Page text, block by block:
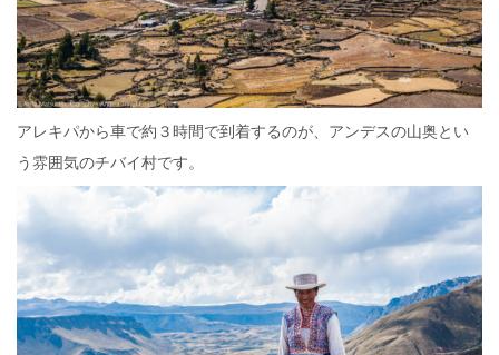
アレキパから車で約３時間で到着するのが、アンデスの山奥とい
う雰囲気のチバイ村です。